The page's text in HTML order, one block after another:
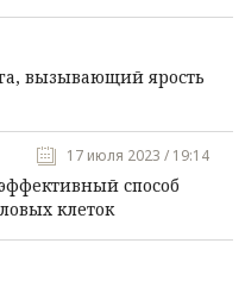
вызывающий ярость
17 июля 2023 / 19:14
способ
клеток